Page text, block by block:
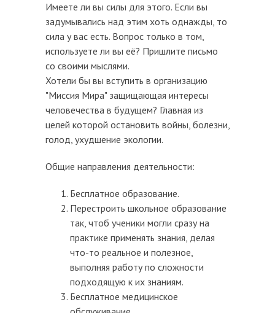
Имеете ли вы силы для этого. Если вы
задумывались над этим хоть однажды, то
сила у вас есть. Вопрос только в том,
используете ли вы её? Пришлите письмо
со своими мыслями.
Хотели бы вы вступить в организацию
"Миссия Мира" защищающая интересы
человечества в будущем? Главная из
целей которой остановить войны, болезни,
голод, ухудшение экологии.
Общие направления деятельности:
Бесплатное образование.
Перестроить школьное образование
так, чтоб ученики могли сразу на
практике применять знания, делая
что-то реальное и полезное,
выполняя работу по сложности
подходящую к их знаниям.
Бесплатное медицинское